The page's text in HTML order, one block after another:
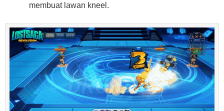
membuat lawan kneel.